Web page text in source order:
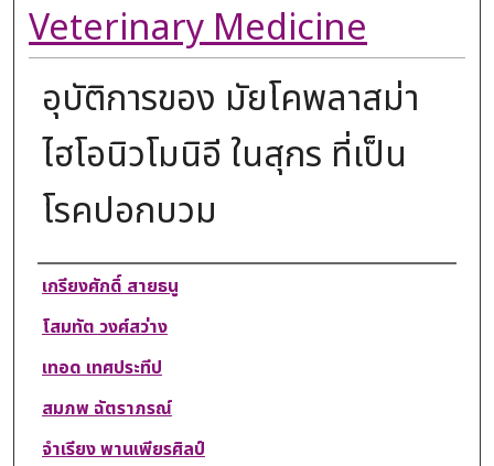
Veterinary Medicine
อุบัติการของ มัยโคพลาสม่า
ไฮโอนิวโมนิอี ในสุกร ที่เป็น
โรคปอกบวม
Authors
เกรียงศักดิ์ สายธนู
โสมทัต วงศ์สว่าง
เทอด เทศประทีป
สมภพ ฉัตราภรณ์
จำเรียง พานเพียรศิลป์